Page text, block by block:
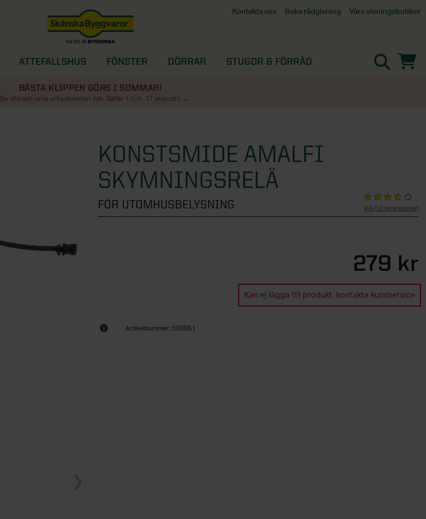
Kontakta oss Boka rådgivning Våra visningsbutiker
Göteborg
ATTEFALLSHUS FÖNSTER DÖRRAR
STUGOR & FÖRRÅD
BÄSTA KLIPPEN GÖRS I SOMMAR!
Se alla aktuella erbjudanden här. Gäller t.o.m. 17 augusti.
KONSTSMIDE AMALFI
SKYMNINGSRELÄ
FÖR UTOMHUSBELYSNING 4.0 (12 recensioner)
279 kr
Kan ej lägga till produkt, kontakta kundservice
Artikelnummer: 590061